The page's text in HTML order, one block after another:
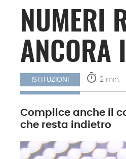
NUMERI
ANCORA
ISTITUZIONI timer 2 min.
Complice anche il
che resta indietro